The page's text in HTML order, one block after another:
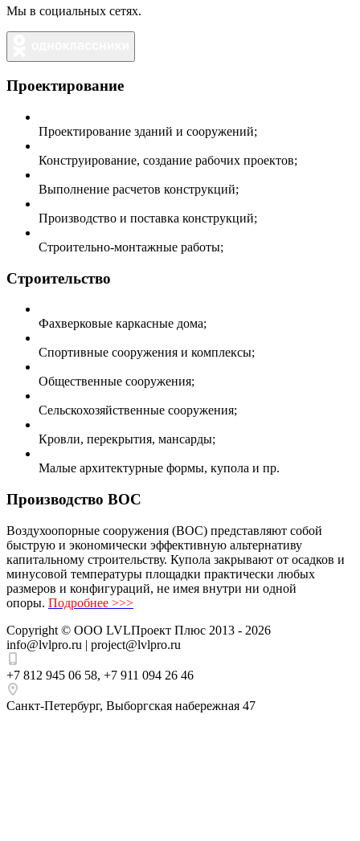
Мы в социальных сетях.
Проектирование
Проектирование зданий и сооружений;
Конструирование, создание рабочих проектов;
Выполнение расчетов конструкций;
Производство и поставка конструкций;
Строительно-монтажные работы;
Строительство
Фахверковые каркасные дома;
Спортивные сооружения и комплексы;
Общественные сооружения;
Сельскохозяйственные сооружения;
Кровли, перекрытия, мансарды;
Малые архитектурные формы, купола и пр.
Производство ВОС
Воздухоопорные сооружения (ВОС) представляют собой
быструю и экономически эффективную альтернативу
капитальному строительству. Купола закрывают от осадков и
минусовой температуры площадки практически любых
размеров и конфигураций, не имея внутри ни одной
опоры. Подробнее >>>
Copyright © ООО LVLПроект Плюс 2013 - 2026
info@lvlpro.ru | project@lvlpro.ru
+7 812 945 06 58, +7 911 094 26 46
Санкт-Петербург, Выборгская набережная 47